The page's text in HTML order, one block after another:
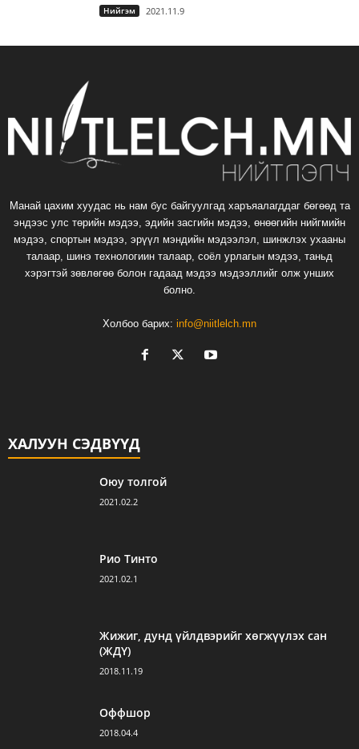
Нийгэм 2021.11.9
Манай цахим хуудас нь нам бус байгуулгад харъяалагддаг бөгөөд та
эндээс улс төрийн мэдээ, эдийн засгийн мэдээ, өнөөгийн нийгмийн
мэдээ, спортын мэдээ, эрүүл мэндийн мэдээлэл, шинжлэх ухааны
талаар, шинэ технологиин талаар, соёл урлагын мэдээ, таньд
хэрэгтэй зөвлөгөө болон гадаад мэдээ мэдээллийг олж унших
болно.
Холбоо барих: info@niitlelch.mn
ХАЛУУН СЭДВҮҮД
Оюу толгой
2021.02.2
Рио Тинто
2021.02.1
Жижиг, дунд үйлдвэрийг хөгжүүлэх сан
(ЖДҮ)
2018.11.19
Оффшор
2018.04.4